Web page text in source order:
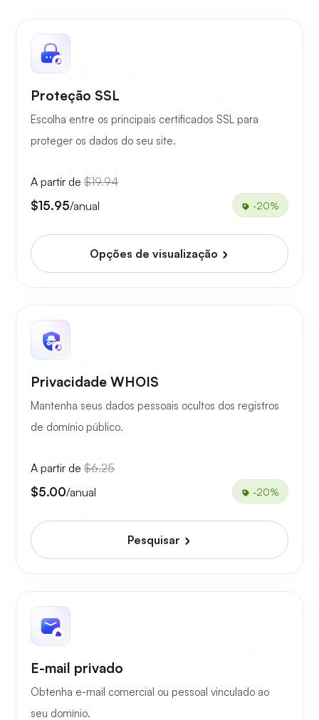
Proteção SSL
Escolha entre os principais certificados SSL para
proteger os dados do seu site.
A partir de $19.94
$15.95/anual -20%
Opções de visualização
Privacidade WHOIS
Mantenha seus dados pessoais ocultos dos registros
de domínio público.
A partir de $6.25
$5.00/anual -20%
Pesquisar
E-mail privado
Obtenha e-mail comercial ou pessoal vinculado ao
seu domínio.